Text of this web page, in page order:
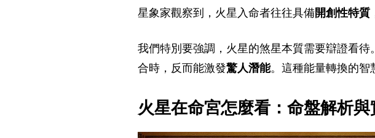
星象家觀察到，火星入命者往往具備開創性特質
我們特別要強調，火星的煞星本質需要辯證看
合時，反而能激發驚人潛能。這種能量轉換的智
火星在命宮怎麼看：命盤解析與